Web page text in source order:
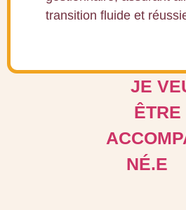
transition fluide et
JE
ÊTRE
NÉ.E